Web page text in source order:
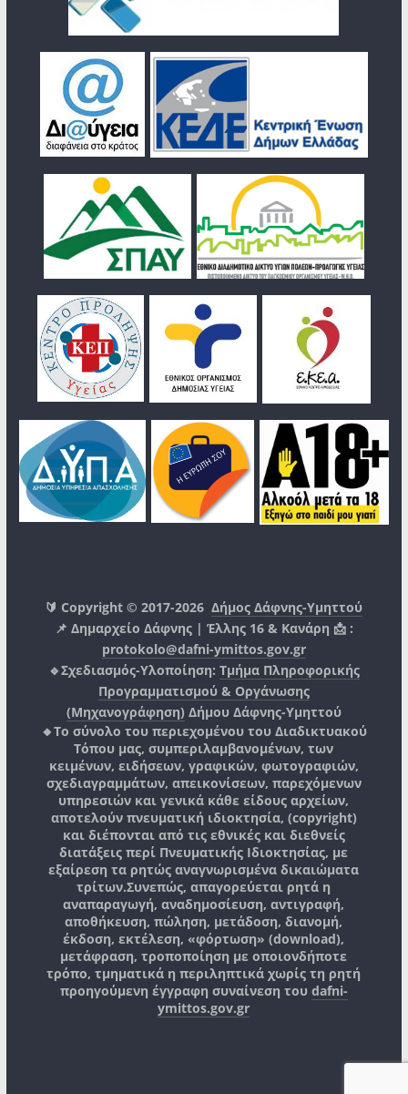
🔰 Copyright © 2017-2026Δήμος Δάφνης-Υμηττού
📌 Δημαρχείο Δάφνης | Έλλης 16 & Κανάρη 📩 :
protokolo@dafni-ymittos.gov.gr
🔹Σχεδιασμός-Υλοποίηση: Τμήμα Πληροφορικής
Προγραμματισμού & Οργάνωσης
(Μηχανογράφηση) Δήμου Δάφνης-Υμηττού
🔸Το σύνολο του περιεχομένου του Διαδικτυακού
Τόπου μας, συμπεριλαμβανομένων, των
κειμένων, ειδήσεων, γραφικών, φωτογραφιών,
σχεδιαγραμμάτων, απεικονίσεων, παρεχόμενων
υπηρεσιών και γενικά κάθε είδους αρχείων,
αποτελούν πνευματική ιδιοκτησία, (copyright)
και διέπονται από τις εθνικές και διεθνείς
διατάξεις περί Πνευματικής Ιδιοκτησίας, με
εξαίρεση τα ρητώς αναγνωρισμένα δικαιώματα
τρίτων.Συνεπώς, απαγορεύεται ρητά η
αναπαραγωγή, αναδημοσίευση, αντιγραφή,
αποθήκευση, πώληση, μετάδοση, διανομή,
έκδοση, εκτέλεση, «φόρτωση» (download),
μετάφραση, τροποποίηση με οποιονδήποτε
τρόπο, τμηματικά η περιληπτικά χωρίς τη ρητή
προηγούμενη έγγραφη συναίνεση του dafni-
ymittos.gov.gr